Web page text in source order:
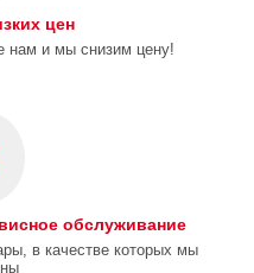
цен
нам и мы снизим цену!
обслуживание
в качестве которых мы